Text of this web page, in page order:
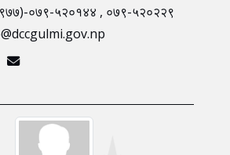
०७९-५२०१४४ , ०७९-५२०२२९